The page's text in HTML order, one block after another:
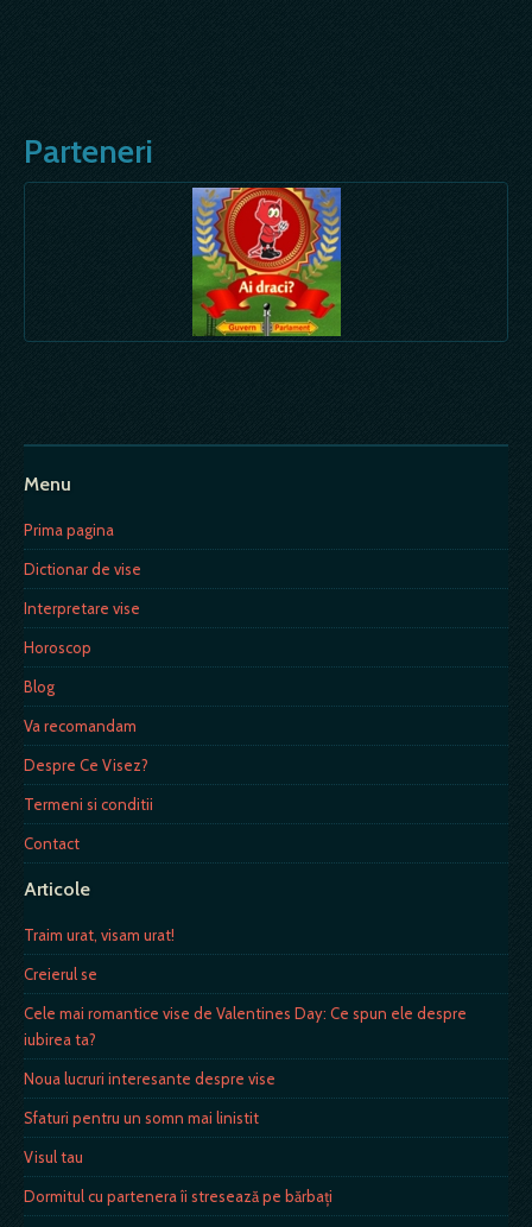
Parteneri
Menu
Prima pagina
Dictionar de vise
Interpretare vise
Horoscop
Blog
Va recomandam
Despre Ce Visez?
Termeni si conditii
Contact
Articole
Traim urat, visam urat!
Creierul se
Cele mai romantice vise de Valentines Day: Ce spun ele despre
iubirea ta?
Noua lucruri interesante despre vise
Sfaturi pentru un somn mai linistit
Visul tau
Dormitul cu partenera îi stresează pe bărbaţi